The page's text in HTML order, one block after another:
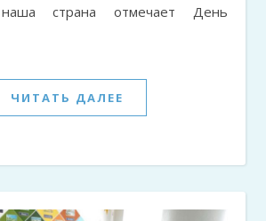
ЧИТАТЬ ДАЛЕЕ